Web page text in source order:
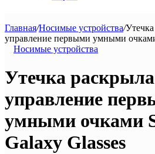
Главная/Носимые устройства/
управление первыми умными
Носимые устройства
Утечка
управление
умными очками
Galaxy Glasses